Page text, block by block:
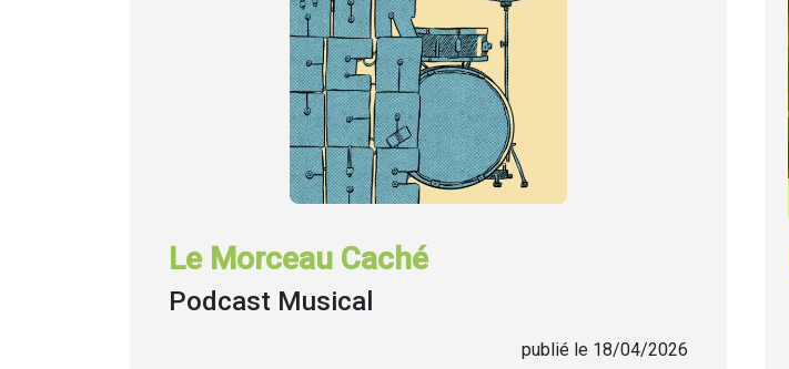
Le Morceau Caché
Podcast Musical
publié le 18/04/2026